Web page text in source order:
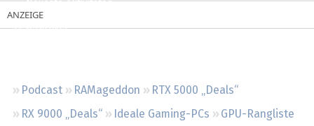
Neueste Aktivitäten
Leserartikel
Podcast RAMageddon
RTX 5000 „Deals“
RX 9000 „Deals“
Ideale Gaming-PCs
GPU-Rangliste